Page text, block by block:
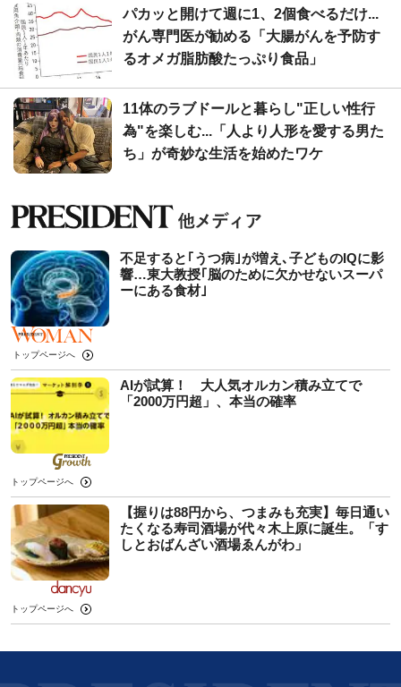
パカッと開けて週に1、2個食べるだけ...
がん専門医が勧める「大腸がんを予防す
るオメガ脂肪酸たっぷり食品」
11体のラブドールと暮らし"正しい性行
為"を楽しむ...「人より人形を愛する男た
ち」が奇妙な生活を始めたワケ
不足すると｢うつ病｣が増え､子どものIQに影
響…東大教授｢脳のために欠かせないスーパ
ーにある食材｣
トップページへ
AIが試算！ 大人気オルカン積み立てで
「2000万円超」、本当の確率
トップページへ
【握りは88円から、つまみも充実】毎日通い
たくなる寿司酒場が代々木上原に誕生。「す
しとおばんざい酒場ゑんがわ」
トップページへ